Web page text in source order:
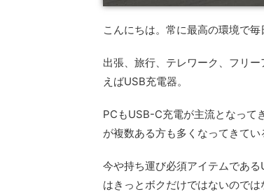
こんにちは。常に最高の環境で
出張、旅行、テレワーク、フリ
えばUSB充電器。
PCもUSB-C充電が主流となって
が複数ある方も多くなってきてい
今や持ち運び必須アイテムであ
はきっとボクだけではないのでは